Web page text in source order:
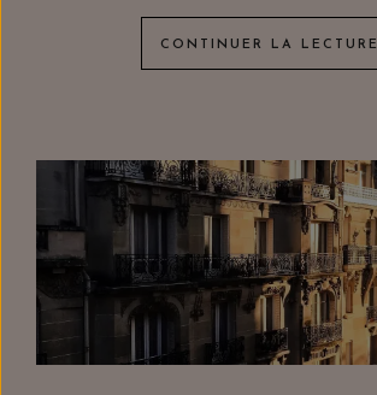
CONTINUER LA LECTURE